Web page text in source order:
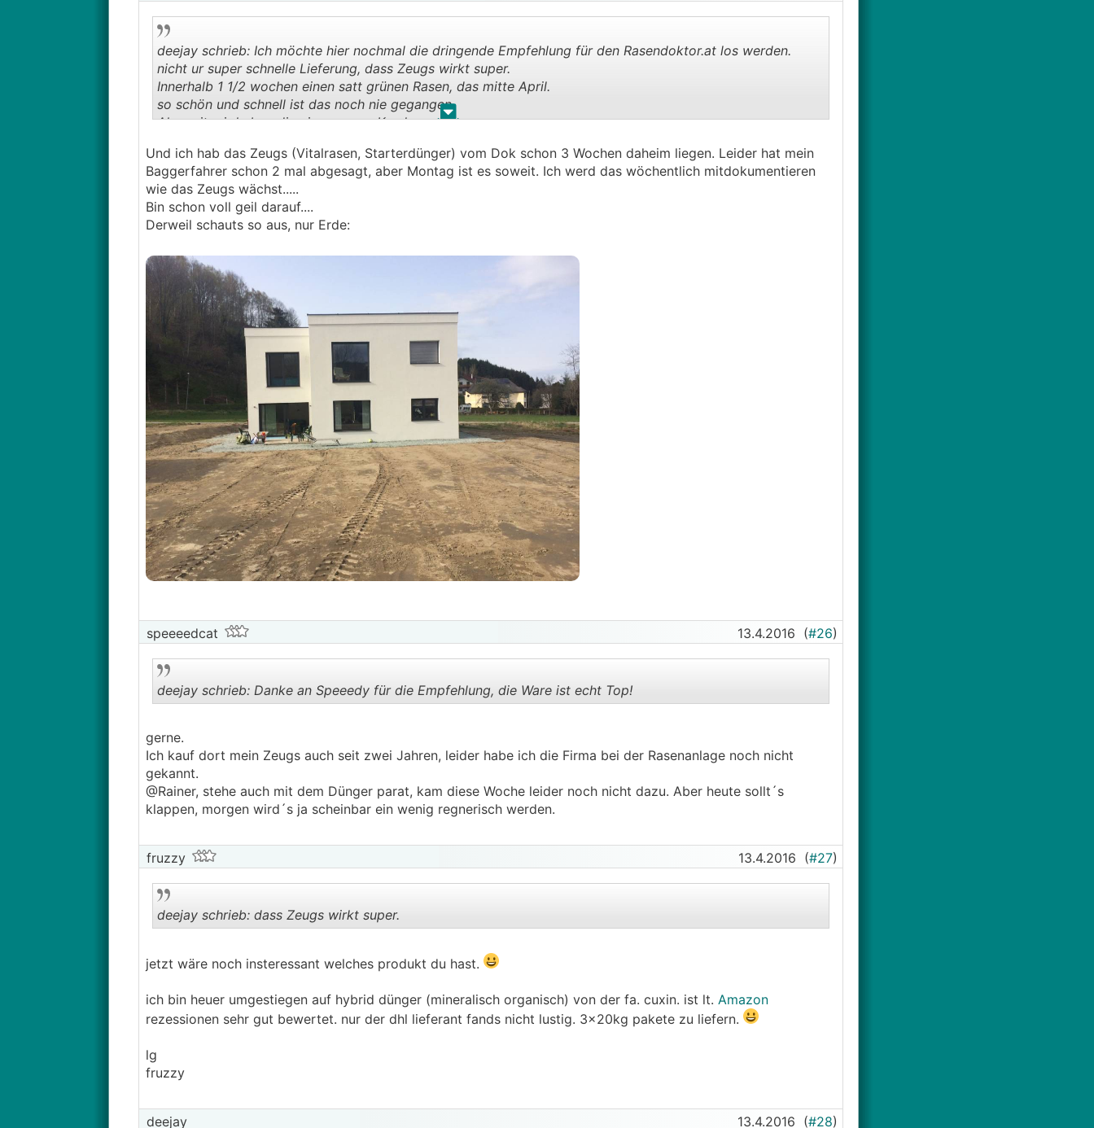
Das ist mehr oder weniger auf der ganzen Fläche so.
Was kann es sein?
1. wöchentlich mähen (nicht zu kurz - mittlere Einstellung vom Rasenmäher)
2. 1-2x im Jahr Vertikutieren
3. 2-3x im Jahr düngen
4. im Hochsommer regelmäßige Bewässerung
Christian
. .
deejay schrieb: Ich möchte hier nochmal die dringende Empfehlung für den Rasendoktor.at los werden.
nicht ur super schnelle Lieferung, dass Zeugs wirkt super.
Innerhalb 1 1/2 wochen einen satt grünen Rasen, das mitte April.
so schön und schnell ist das noch nie gegangen.
Also mit mir haben die einen neuen Kunden gewonnen.
Und ich hab das Zeugs (Vitalrasen, Starterdünger) vom Dok schon 3 Wochen daheim liegen. Leider hat mein
Baggerfahrer schon 2 mal abgesagt, aber Montag ist es soweit. Ich werd das wöchentlich mitdokumentieren
wie das Zeugs wächst.....
Bin schon voll geil darauf....
Derweil schauts so aus, nur Erde:
speeeedcat 13.4.2016 (#26)
..
deejay schrieb: Danke an Speeedy für die Empfehlung, die Ware ist echt Top!
gerne.
Ich kauf dort mein Zeugs auch seit zwei Jahren, leider habe ich die Firma bei der Rasenanlage noch nicht
gekannt.
@Rainer, stehe auch mit dem Dünger parat, kam diese Woche leider noch nicht dazu. Aber heute sollt´s
klappen, morgen wird´s ja scheinbar ein wenig regnerisch werden.
fruzzy 13.4.2016 (#27)
deejay schrieb: dass Zeugs wirkt super.
jetzt wäre noch insteressant welches produkt du hast.
ich bin heuer umgestiegen auf hybrid dünger (mineralisch organisch) von der fa. cuxin. ist lt. Amazon
rezessionen sehr gut bewertet. nur der dhl lieferant fands nicht lustig. 3x20kg pakete zu liefern.
lg
fruzzy
deejay 13.4.2016 (#28)